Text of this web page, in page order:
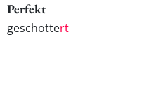
Perfekt
geschottert